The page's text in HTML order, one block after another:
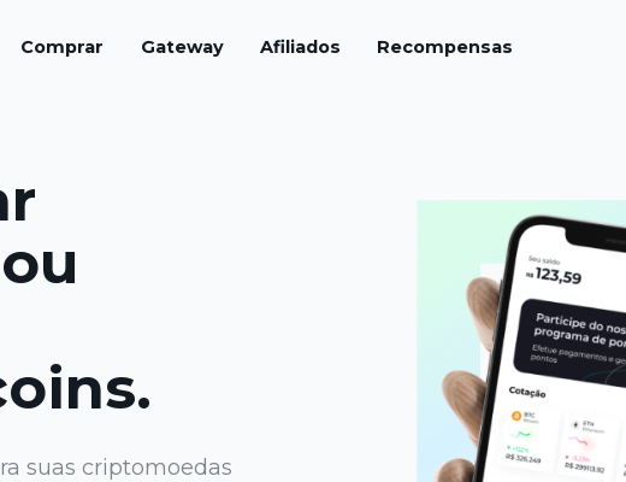
Comprar Gateway Afiliados Recompensas
suas criptomoedas